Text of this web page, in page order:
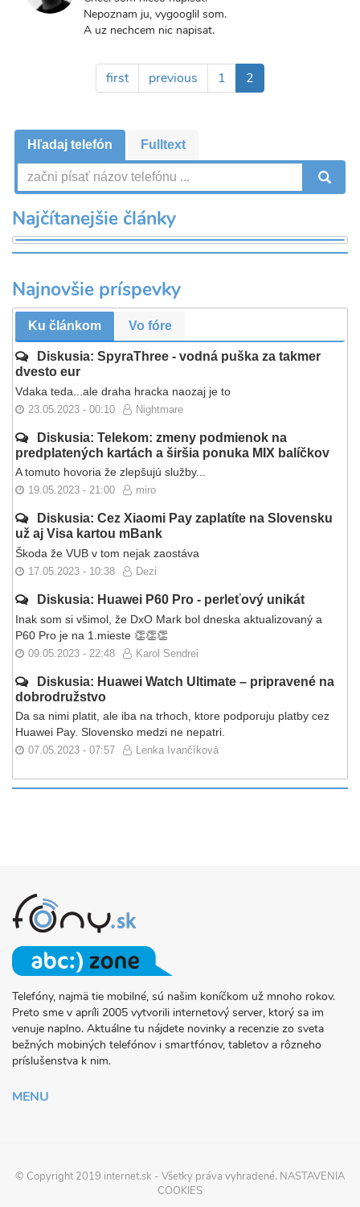
Nepoznam ju, vygooglil som.
A uz nechcem nic napisat.
First
page
first
Previous
page
previous Page
1
Aktuálna
stránka
2
Hľadaj telefón Fulltext
Najčítanejšie články
Najnovšie príspevky
Ku článkom Vo fóre
Diskusia: SpyraThree - vodná puška za takmer
dvesto eur
Vdaka teda...ale draha hracka naozaj je to
23.05.2023 - 00:10 Nightmare
Diskusia: Telekom: zmeny podmienok na
predplatených kartách a širšia ponuka MIX balíčkov
A tomuto hovoria že zlepšujú služby...
19.05.2023 - 21:00 miro
Diskusia: Cez Xiaomi Pay zaplatíte na Slovensku
už aj Visa kartou mBank
Škoda že VUB v tom nejak zaostáva
17.05.2023 - 10:38 Dezi
Diskusia: Huawei P60 Pro - perleťový unikát
Inak som si všimol, že DxO Mark bol dneska aktualizovaný a
P60 Pro je na 1.mieste 👏👏👏
09.05.2023 - 22:48 Karol Sendrei
Diskusia: Huawei Watch Ultimate – pripravené na
dobrodružstvo
Da sa nimi platit, ale iba na trhoch, ktore podporuju platby cez
Huawei Pay. Slovensko medzi ne nepatri.
07.05.2023 - 07:57 Lenka Ivančíková
O
PROJEKTE
FONY.SK
Telefóny, najmä tie mobilné, sú našim koníčkom už mnoho rokov.
Preto sme v apríli 2005 vytvorili internetový server, ktorý sa im
venuje naplno. Aktuálne tu nájdete novinky a recenzie zo sveta
bežných mobiných telefónov i smartfónov, tabletov a rôzneho
príslušenstva k nim.
MENU
© Copyright 2019 internet.sk - Všetky práva vyhradené. NASTAVENIA
COOKIES